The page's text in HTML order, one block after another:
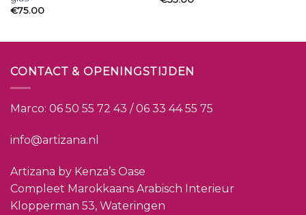
€75.00
CONTACT & OPENINGSTIJDEN
Marco: 06 50 55 72 43 / 06 33 44 55 75
info@artizana.nl
Artizana by Kenza’s Oase
Compleet Marokkaans Arabisch Interieur
Klopperman 53, Wateringen